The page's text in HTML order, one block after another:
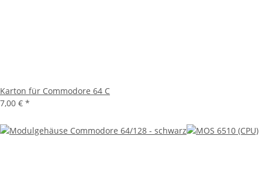
Karton für Commodore 64 C
7,00 € *